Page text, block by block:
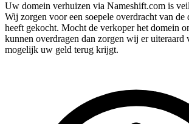
Uw domein verhuizen via Nameshift.com is
Wij zorgen voor een soepele overdracht van de
heeft gekocht. Mocht de verkoper het domein
kunnen overdragen dan zorgen wij er uiteraard
mogelijk uw geld terug krijgt.